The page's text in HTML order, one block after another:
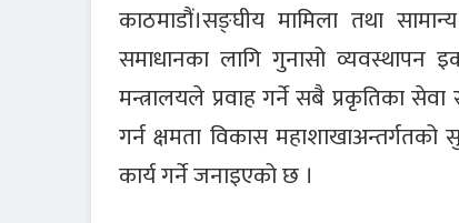
काठमाडौं।सङ्घीय मामिला तथा
समाधानका लागि गुनासो व्यवस्थापन
मन्त्रालयले प्रवाह गर्ने सबै प्रकृतिका
गर्न क्षमता विकास
कार्य गर्ने जनाइएको छ ।